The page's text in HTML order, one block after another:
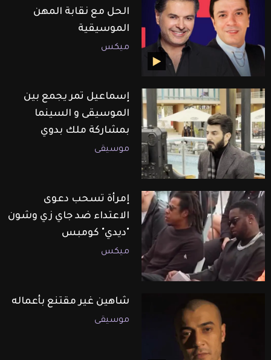
الحل مع نقابة المهن
الموسيقية
ميكس
إسماعيل تمر يجمع بين
الموسيقى و السينما
بمشاركة ملك بدوي
موسيقى
إمرأة تسحب دعوى
الاعتداء ضد جاي زي وشون
"ديدي" كومبس
ميكس
شاهين غير مقتنع بأعماله
موسيقى